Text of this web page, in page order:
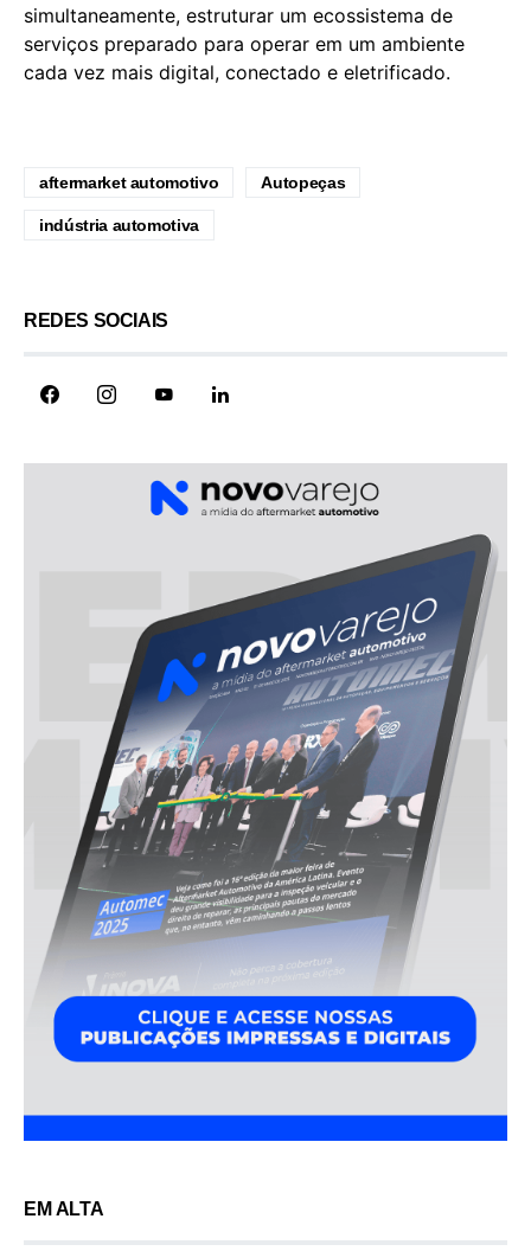
simultaneamente, estruturar um ecossistema de
serviços preparado para operar em um ambiente
cada vez mais digital, conectado e eletrificado.
aftermarket automotivo Autopeças
indústria automotiva
REDES SOCIAIS
EM ALTA